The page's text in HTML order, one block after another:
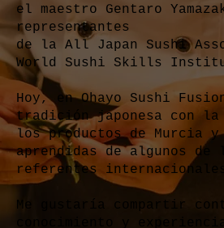
el maestro Gentaro
representantes
de la All Japan Sushi
World Sushi Skills
Hoy, en Ohayo Sushi
tradición japonesa con
los productos de Murcia
aprendidas de algunos de
referentes
Me gustaría compartir
conocimiento y